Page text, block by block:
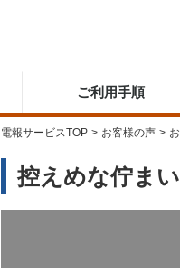
ご利用手順
電報サービスTOP > お客様の声 >
控えめな佇ま